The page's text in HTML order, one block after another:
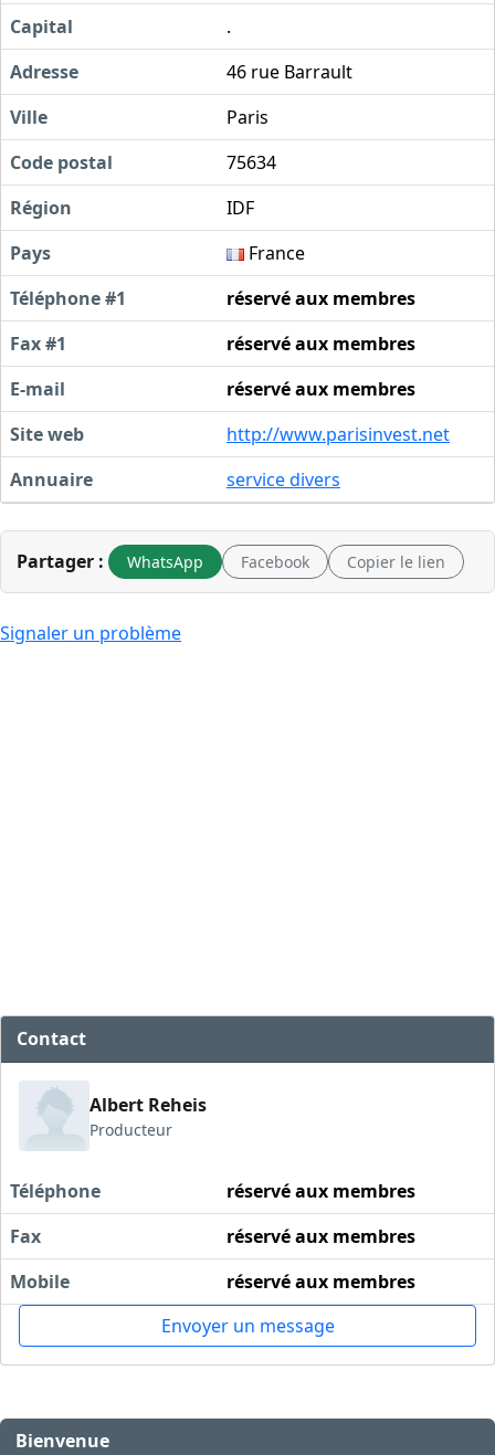
Capital
.
Adresse
46 rue Barrault
Ville
Paris
Code postal
75634
Région
IDF
Pays
France
Téléphone #1
réservé aux membres
Fax #1
réservé aux membres
E-mail
réservé aux membres
Site web
http://www.parisinvest.net
Annuaire
service divers
Partager : WhatsApp Facebook Copier le lien
Signaler un problème
Contact
Albert Reheis
Producteur
Téléphone
réservé aux membres
Fax
réservé aux membres
Mobile
réservé aux membres
Envoyer un message
Bienvenue